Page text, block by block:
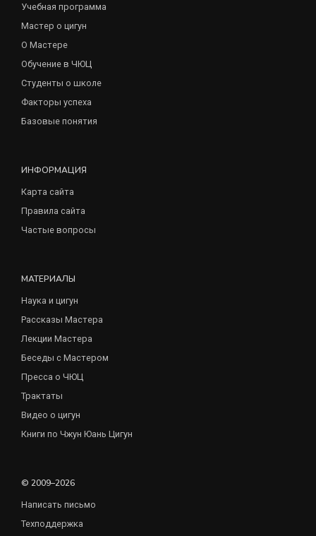
Учебная программа
Мастер о цигун
О Мастере
Обучение в ЧЮЦ
Студенты о школе
Факторы успеха
Базовые понятия
ИНФОРМАЦИЯ
Карта сайта
Правила сайта
Частые вопросы
МАТЕРИАЛЫ
Наука и цигун
Рассказы Мастера
Лекции Мастера
Беседы с Мастером
Пресса о ЧЮЦ
Трактаты
Видео о цигун
Книги по Чжун Юань Цигун
© 2009–2026
Написать письмо
Техподдержка